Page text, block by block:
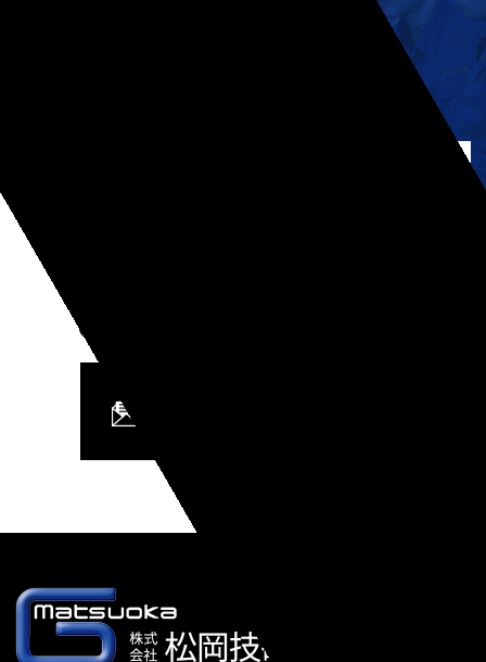
お客様の「かゆいところ」を解決する。
（営業時間 平日、一部祝日8:00～17:00）